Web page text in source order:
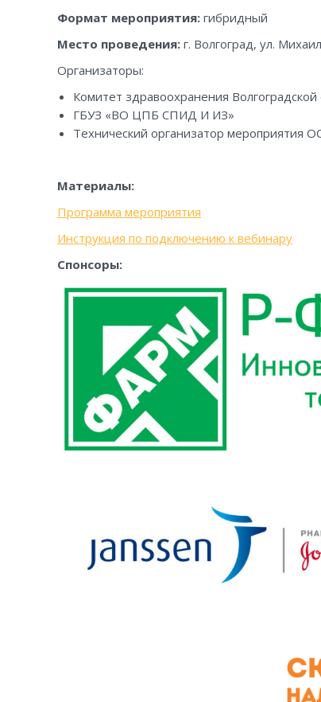
Формат мероприятия: гибридный
Место проведения: г. Волгоград, ул.
Организаторы:
Комитет здравоохранения Волгоградской
ГБУЗ «ВО ЦПБ СПИД И ИЗ»
Технический организатор мероприятия
Материалы:
Программа мероприятия
Инструкция по подключению к вебинару
Спонсоры: